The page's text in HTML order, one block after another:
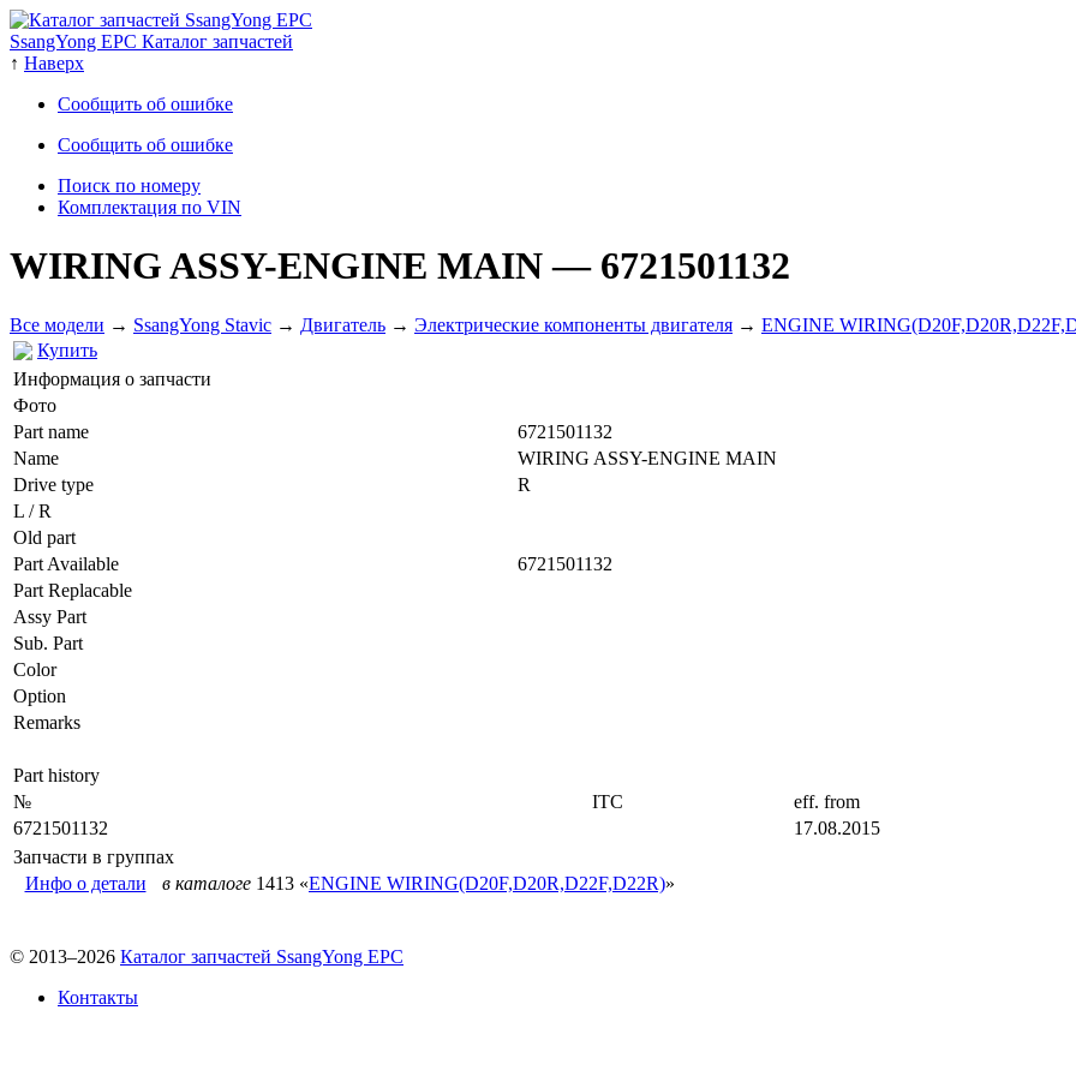
SsangYong EPC Каталог запчастей
↑ Наверх
Сообщить об ошибке
Сообщить об ошибке
Поиск по номеру
Комплектация по VIN
WIRING ASSY-ENGINE MAIN— 6721501132
Все модели → SsangYong Stavic → Двигатель → Электрические компоненты двигателя → ENGINE
Купить
Информация о запчасти
Фото
Part name
6721501132
Name
WIRING ASSY-ENGINE MAIN
Drive type
R
L / R
Old part
Part Available
6721501132
Part Replacable
Assy Part
Sub. Part
Color
Option
Remarks
Part history
№
ITC eff. from
6721501132
17.08.2015
Запчасти в группах
Инфо о детали
в каталоге 1413 «ENGINE WIRING(D20F,D20R,D22F,D22R)»
© 2013–2026 Каталог запчастей SsangYong EPC
Контакты